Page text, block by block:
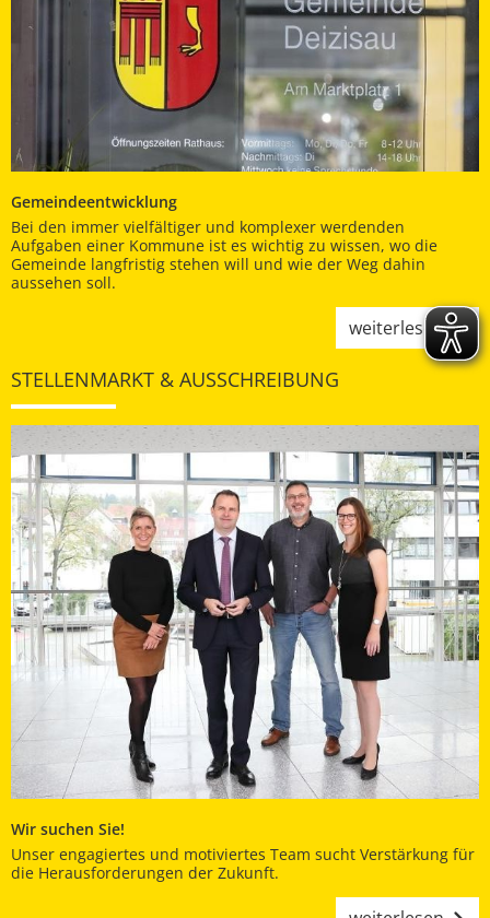
Gemeindeentwicklung
Bei den immer vielfältiger und komplexer werdenden
Aufgaben einer Kommune ist es wichtig zu wissen, wo die
Gemeinde langfristig stehen will und wie der Weg dahin
aussehen soll.
weiterlesen
STELLENMARKT & AUSSCHREIBUNG
Wir suchen Sie!
Unser engagiertes und motiviertes Team sucht Verstärkung für
die Herausforderungen der Zukunft.